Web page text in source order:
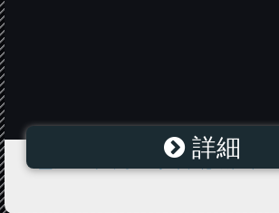
L型アコーディオンHタイプ花のみ1本
詳細